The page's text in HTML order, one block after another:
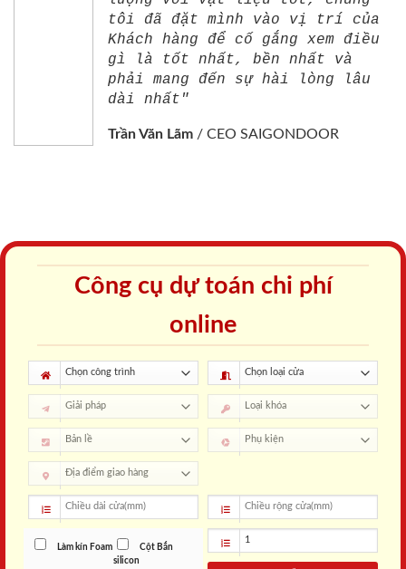
tôi đã đặt mình vào vị trí của
Khách hàng để cố gắng xem điều
gì là tốt nhất, bền nhất và
phải mang đến sự hài lòng lâu
dài nhất"
Trần Văn Lãm / CEO SAIGONDOOR
Công cụ dự toán chi phí
online
Làm kín Foam
Cột Bắn
silicon